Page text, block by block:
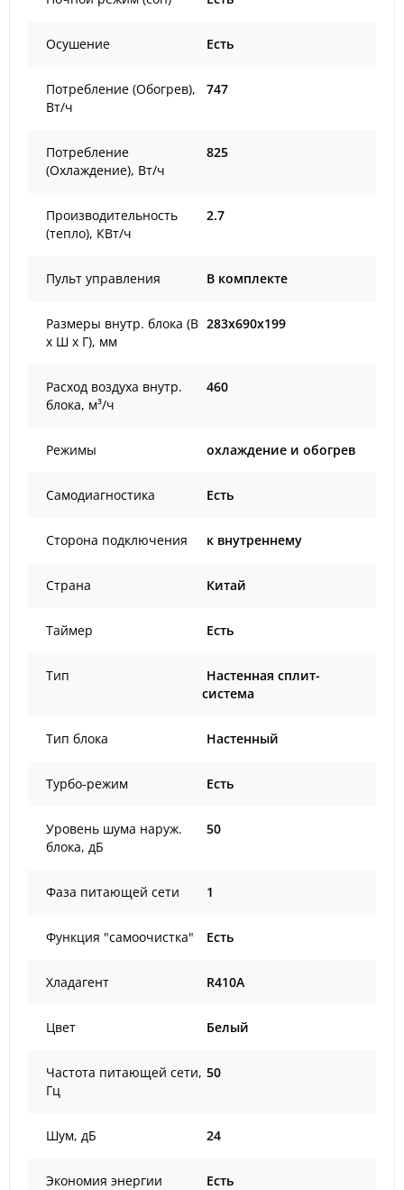
Осушение Есть
Потребление (Обогрев),
Вт/ч
747
Потребление
(Охлаждение), Вт/ч
825
Производительность
(тепло), КВт/ч
2.7
Пульт управления В комплекте
Размеры внутр. блока (В
х Ш х Г), мм
283x690x199
Расход воздуха внутр.
блока, м³/ч
460
Режимы охлаждение и обогрев
Самодиагностика Есть
Сторона подключения к внутреннему
Страна Китай
Таймер Есть
Тип
Настенная сплит-
система
Тип блока Настенный
Турбо-режим Есть
Уровень шума наруж.
блока, дБ
50
Фаза питающей сети 1
Функция "самоочистка" Есть
Хладагент R410A
Цвет Белый
Частота питающей сети,
Гц
50
Шум, дБ 24
Экономия энергии Есть